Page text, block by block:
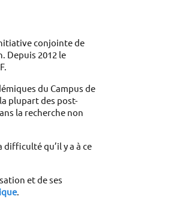
conjointe de
Depuis 2012 le
du Campus de
plupart des post-
la recherche non
qu’il y a à ce
et de ses
.